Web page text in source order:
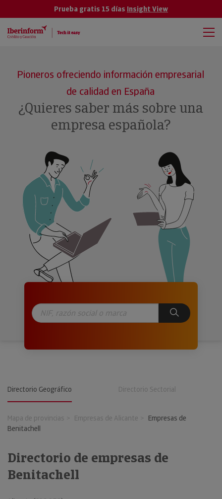
Prueba gratis 15 días Insight View
Pioneros ofreciendo información empresarial
de calidad en España
¿Quieres saber más sobre una
empresa española?
Directorio Geográfico Directorio Sectorial
Mapa de provincias Empresas de Alicante
Empresas de
Benitachell
Directorio de empresas de
Benitachell